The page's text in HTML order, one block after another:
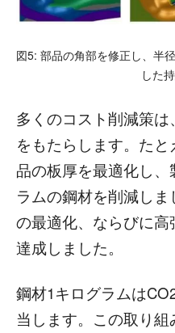
図5: 部品の角部を修正し、半
した
多くのコスト削減策
をもたらします。た
品の板厚を最適化し
ラムの鋼材を削減し
の最適化、ならびに
達成しました。
鋼材1キログラムは
当します。この取り